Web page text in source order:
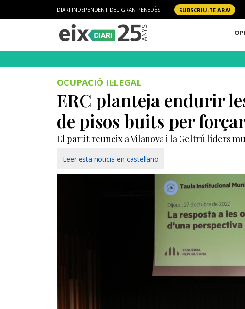
DIARI INDEPENDENT DEL GRAN PENEDÈS | SUBSCRIU-TE ARA!
OCUPACIÓ IL·LEGAL
ERC planteja endurir
de pisos buits per
El partit reuneix a Vilanova i la Geltrú líders
Leer esta noticia en castellano